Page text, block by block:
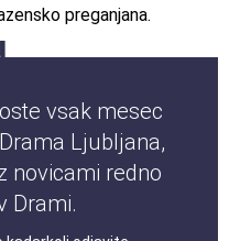
preganjana.
vsak mesec
Ljubljana,
novicami redno
Drami.